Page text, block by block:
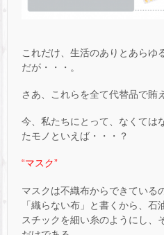
これだけ、生活のありとあらゆ
だが・・・。
さあ、これらを全て代替品で賄
今、私たちにとって、なくては
たモノといえば・・・？
“マスク”
マスクは不織布からできている
「織らない布」と書くから、
スチックを細い糸のようにし、